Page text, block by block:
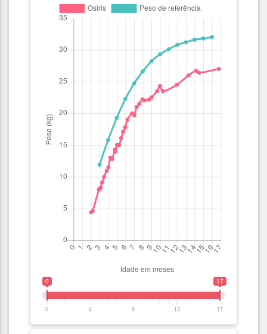
0 17
0 4 9 13 17